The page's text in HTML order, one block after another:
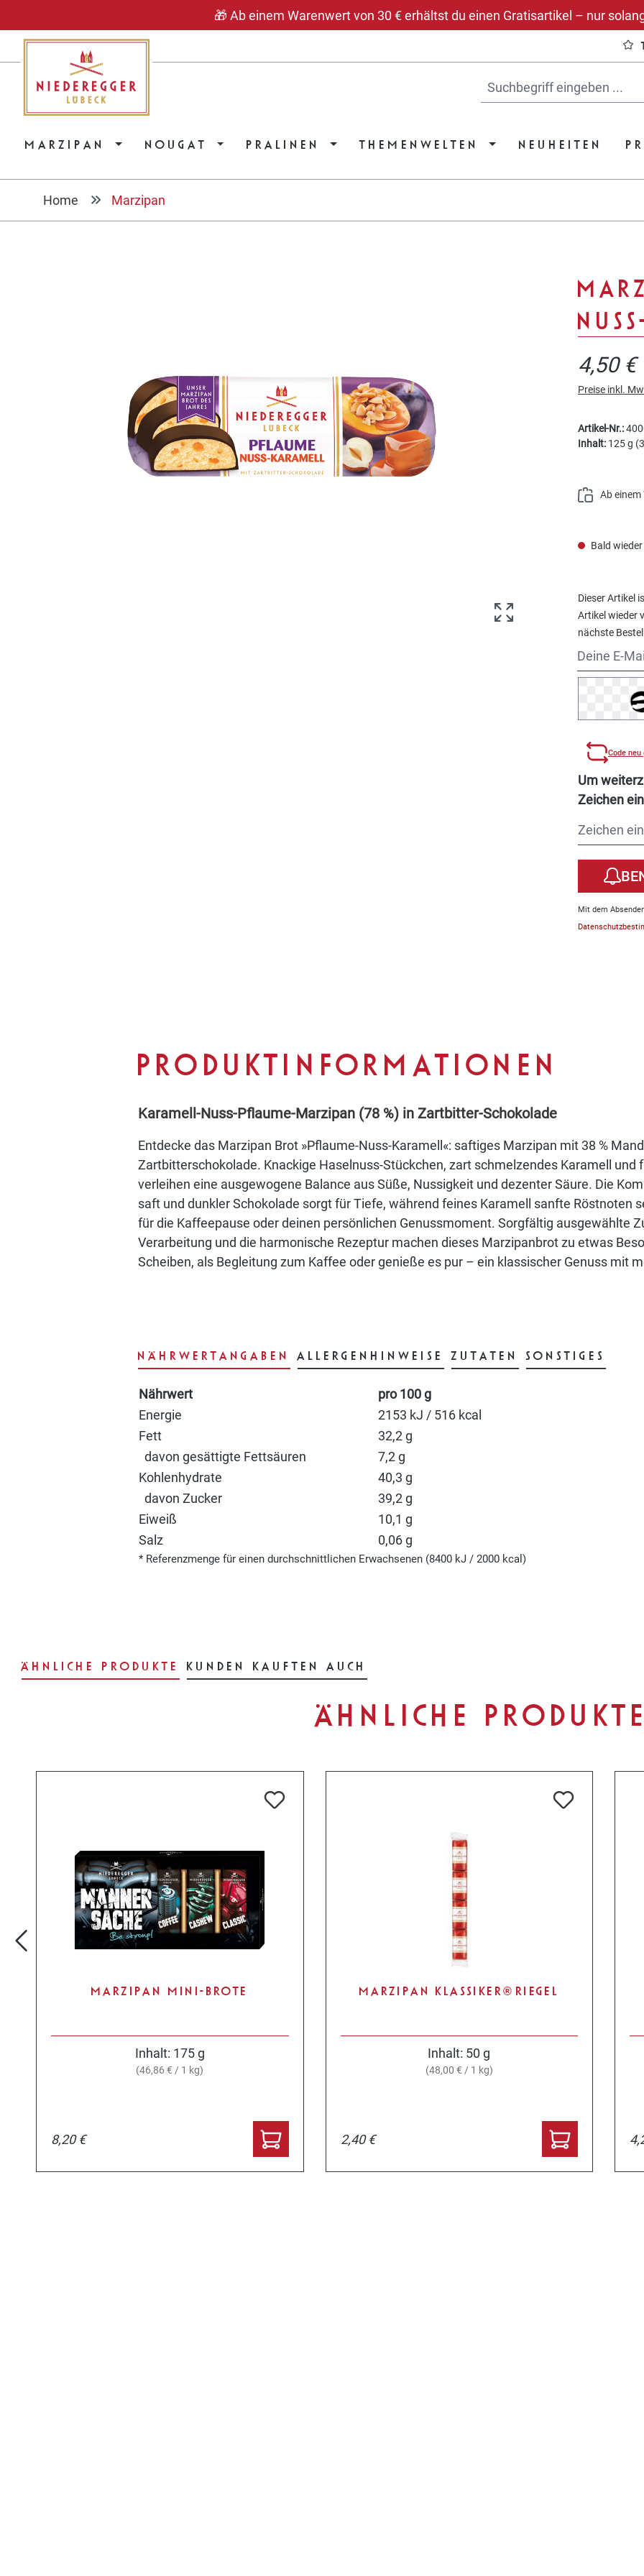
🎁 Ab einem Warenwert von 30 € erhältst du einen Gratisartikel – nur
Zur Hauptnavigation springen
MARZIPAN NOUGAT PRALINEN THEMENWELTEN NEUHEITEN
Home Marzipan
4,50 €
Preise inkl.
Artikel-Nr.:
Inhalt: 125 g
Ab
Bald
Dieser Artikel
Artikel wieder
nächste
Deine E-
Code neu
Um
Zeichen
Mit dem
PRODUKTINFORMATIONEN
Karamell-Nuss-Pflaume-Marzipan (78 %) in Zartbitter-Schokolade
Entdecke das Marzipan Brot »Pflaume-Nuss-Karamell«: saftiges Marzipan mit 38 %
Zartbitterschokolade. Knackige Haselnuss-Stückchen, zart schmelzendes Karamell und
verleihen eine ausgewogene Balance aus Süße, Nussigkeit und dezenter Säure. Die
saft und dunkler Schokolade sorgt für Tiefe, während feines Karamell sanfte Röstnoten
für die Kaffeepause oder deinen persönlichen Genussmoment. Sorgfältig ausgewählte
Verarbeitung und die harmonische Rezeptur machen dieses Marzipanbrot zu etwas
Scheiben, als Begleitung zum Kaffee oder genieße es pur – ein klassischer Genuss mit
NÄHRWERTANGABEN ALLERGENHINWEISE ZUTATEN SONSTIGES
Nährwert pro 100 g
* Referenzmenge für einen durchschnittlichen Erwachsenen (8400 kJ / 2000 kcal)
Energie
2153 kJ / 516 kcal
Fett
32,2 g
davon gesättigte Fettsäuren
7,2 g
Kohlenhydrate
40,3 g
davon Zucker
39,2 g
Eiweiß
10,1 g
Salz
0,06 g
ÄHNLICHE PRODUKTE KUNDEN KAUFTEN AUCH
ÄHNLICHE
MARZIPAN MINI-BROTE
Inhalt: 175 g
(46,86 € / 1 kg)
8,20 €
MARZIPAN KLASSIKER® RIEGEL
Inhalt: 50 g
(48,00 € / 1 kg)
2,40 €